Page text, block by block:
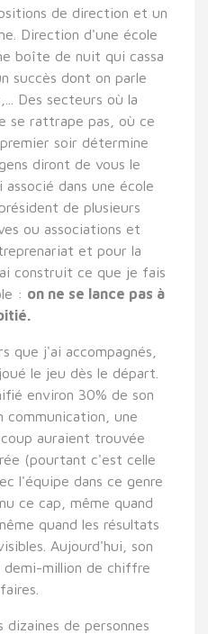
de direction et un
Direction d'une école
boîte de nuit qui cassa
succès dont on parle
Des secteurs où la
se rattrape pas, où ce
soir détermine
diront de vous le
associé dans une école
de plusieurs
ou associations et
et pour la
construit ce que je fais
: on ne se lance pas à
que j'ai accompagnés,
le jeu dès le départ.
environ 30% de son
une
auraient trouvée
(pourtant c'est celle
l'équipe dans ce genre
ce cap, même quand
quand les résultats
Aujourd'hui, son
demi-million de chiffre
de personnes